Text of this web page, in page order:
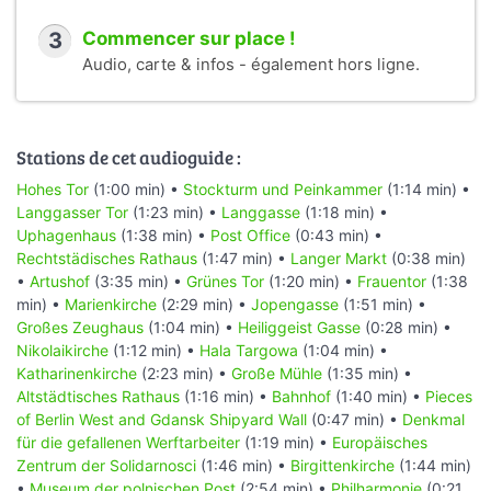
3 Commencer sur place !
Audio, carte & infos - également hors ligne.
Stations de cet audioguide :
Hohes Tor (1:00 min) • Stockturm und Peinkammer (1:14 min) •
Langgasser Tor (1:23 min) • Langgasse (1:18 min) •
Uphagenhaus (1:38 min) • Post Office (0:43 min) •
Rechtstädisches Rathaus (1:47 min) • Langer Markt (0:38 min)
• Artushof (3:35 min) • Grünes Tor (1:20 min) • Frauentor (1:38
min) • Marienkirche (2:29 min) • Jopengasse (1:51 min) •
Großes Zeughaus (1:04 min) • Heiliggeist Gasse (0:28 min) •
Nikolaikirche (1:12 min) • Hala Targowa (1:04 min) •
Katharinenkirche (2:23 min) • Große Mühle (1:35 min) •
Altstädtisches Rathaus (1:16 min) • Bahnhof (1:40 min) • Pieces
of Berlin West and Gdansk Shipyard Wall (0:47 min) • Denkmal
für die gefallenen Werftarbeiter (1:19 min) • Europäisches
Zentrum der Solidarnosci (1:46 min) • Birgittenkirche (1:44 min)